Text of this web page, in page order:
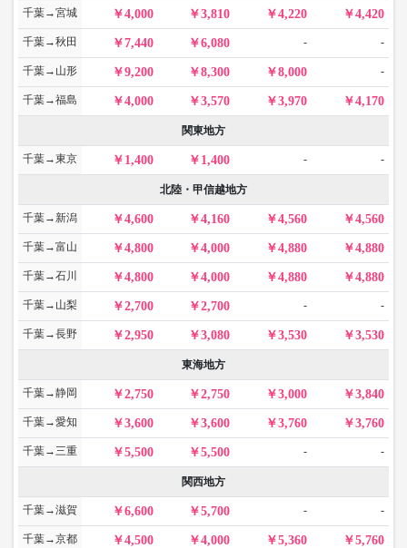
千葉→宮城 4,000 3,810 4,220 4,420
千葉→秋田 7,440 6,080 - -
千葉→山形 9,200 8,300 8,000 -
千葉→福島 4,000 3,570 3,970 4,170
関東地方
千葉→東京 1,400 1,400 - -
北陸・甲信越地方
千葉→新潟 4,600 4,160 4,560 4,560
千葉→富山 4,800 4,000 4,880 4,880
千葉→石川 4,800 4,000 4,880 4,880
千葉→山梨 2,700 2,700 - -
千葉→長野 2,950 3,080 3,530 3,530
東海地方
千葉→静岡 2,750 2,750 3,000 3,840
千葉→愛知 3,600 3,600 3,760 3,760
千葉→三重 5,500 5,500 - -
関西地方
千葉→滋賀 6,600 5,700 - -
千葉→京都 4,500 4,000 5,360 5,760